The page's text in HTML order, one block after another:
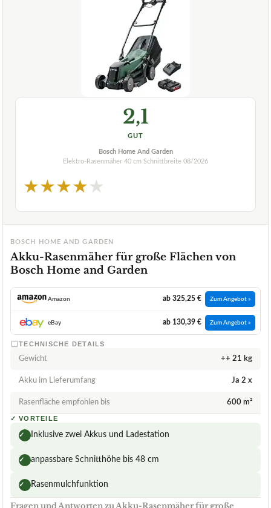
2,1
GUT
Bosch Home And Garden
Elektro-Rasenmäher 40 cm Schnittbreite 08/2026
★★★★★
BOSCH HOME AND GARDEN
Akku-Rasenmäher für große Flächen von
Bosch Home and Garden
Amazon ab 325,25 € Zum Angebot »
eBay ab 130,39 € Zum Angebot »
TECHNISCHE DETAILS
Gewicht ++ 21 kg
Akku im Lieferumfang Ja 2 x
Rasenfläche empfohlen bis 600 m²
✓ VORTEILE
✓ Inklusive zwei Akkus und Ladestation
✓ anpassbare Schnitthöhe bis 48 cm
✓ Rasenmulchfunktion
Fragen und Antworten zu Akku-Rasenmäher für große